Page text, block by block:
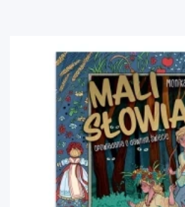
Blog
Wyprawka